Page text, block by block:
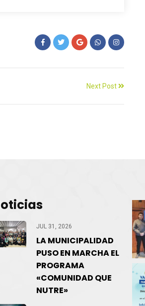
Next Post
JUL 31, 2026
LA MUNICIPALIDAD
PUSO EN MARCHA EL
PROGRAMA
«COMUNIDAD QUE
NUTRE»